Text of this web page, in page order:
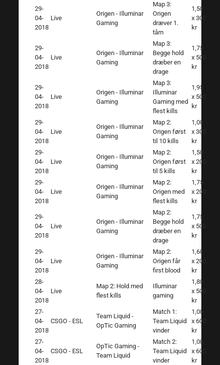
29-
04-
2018
Live
Origen - Illuminar
Gaming
Map 3:
Origen
dræver 1.
tårn
1,50
x 300
kr
29-
04-
2018
Live
Origen - Illuminar
Gaming
Map 3:
Begge hold
dræber en
drage
1,75
x 500
kr
29-
04-
2018
Live
Origen - Illuminar
Gaming
Map 3:
Illuminar
Gaming med
flest kills
1,95
x 500
kr
29-
04-
2018
Live
Origen - Illuminar
Gaming
Map 2:
Origen først
til 10 kills
1,00
x 300
kr
29-
04-
2018
Live
Origen - Illuminar
Gaming
Map 2:
Origen først
til 5 kills
1,50
x 200
kr
29-
04-
2018
Live
Origen - Illuminar
Gaming
Map 2:
Origen med
flest kills
1,75
x 200
kr
29-
04-
2018
Live
Origen - Illuminar
Gaming
Map 2:
Begge hold
dræber en
drage
1,75
x 500
kr
29-
04-
2018
Live
Origen - Illuminar
Gaming
Map 2:
Origen får
first blood
1,60
x 200
kr
28-
04-
2018
Live
Map 2: Hold med
flest kills
Illuminar
gaming
1,80
x 500
kr
27-
04-
2018
CSGO - ESL
Team Liquid -
OpTic Gaming
Match 1:
Team Liquid
vinder
1,00
x 600
kr
27-
04-
2018
CSGO - ESL
OpTic Gaming -
Team Liquid
Match 2:
Team Liquid
vinder
1,00
x 600
kr